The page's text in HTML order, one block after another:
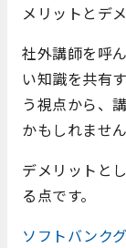
メリットとデ
社外講師を呼
い知識を共有
う視点から、
かもしれません
デメリットと
る点です。
ソフトバンク